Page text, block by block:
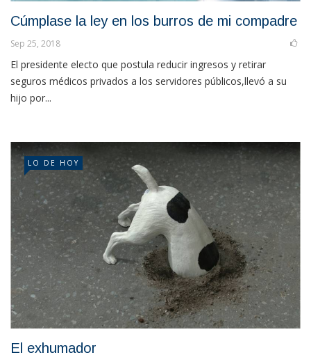
Cúmplase la ley en los burros de mi compadre
Sep 25, 2018
El presidente electo que postula reducir ingresos y retirar
seguros médicos privados a los servidores públicos,llevó a su
hijo por...
LO DE HOY
El exhumador